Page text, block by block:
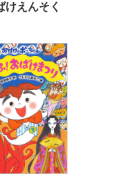
けえんそく